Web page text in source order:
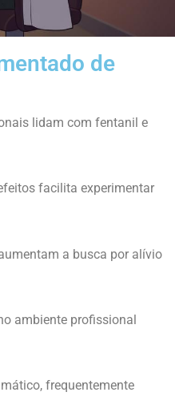
de
lidam com fentanil e
facilita experimentar
a busca por alívio
ambiente profissional
frequentemente